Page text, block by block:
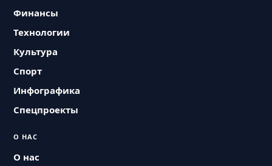
Финансы
Технологии
Культура
Спорт
Инфографика
Спецпроекты
О НАС
О нас